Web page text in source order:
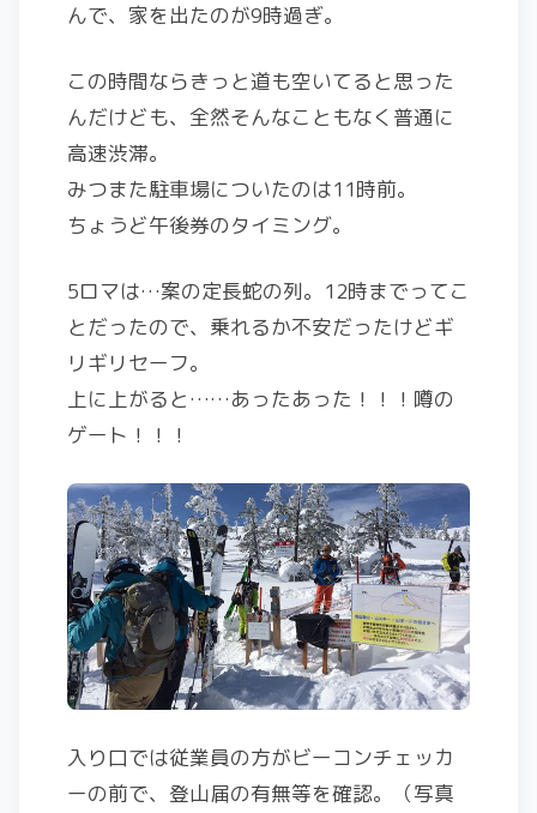
んで、家を出たのが9時過ぎ。
この時間ならきっと道も空いてると思った
んだけども、全然そんなこともなく普通に
高速渋滞。
みつまた駐車場についたのは11時前。
ちょうど午後券のタイミング。
5ロマは…案の定長蛇の列。12時までってこ
とだったので、乗れるか不安だったけどギ
リギリセーフ。
上に上がると……あったあった！！！噂の
ゲート！！！
入り口では従業員の方がビーコンチェッカ
ーの前で、登山届の有無等を確認。（写真